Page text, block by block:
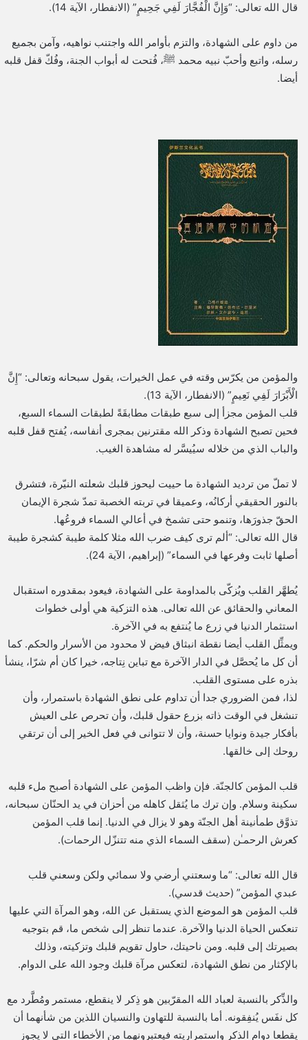
قال الله تعالى: “وَإِنَّ الْفُجَّارَ لَفِي جَحِيمٍ” (الانفطار، الآية 14).
من داوم على الشهادة، والتزم بأوامر الله واجتنب نواهيه، وآمن بجميع
رسله، واتبع وأحبّ نبيه محمد ﷺ، فُتحت له أبواب الجنة، وفُكّ قفل قلبه
أيضا.
والمؤمن من يكرّس وقته في عمل الخيرات، يقول سبحانه وتعالى: “إِنَّ
الْأَبْرَارَ لَفِي نَعِيمٍ” (الانفطار، الآية 13).
قلب المؤمن مجزأ إلى سبع طبقات مطابقَةً لطبقات السماء السبع،
فحين تصبح الشهادة وذكر الله مقترنين بمجرى أنفاسه، يُفتح قفل قلبه
والباب الذي من خلاله سيُيسَّر له مشاهدة الغيب.
لا تملّ من ترديد الشهادة ما حييت ليحوز قلبك شعلته النيّرة، فتشرق
بالنور الحقيقي أركانُه، وعميقا في تربته الخصبة تمدّ شجرة الإيمان
الحقّ جذورَها، وتنمو حتى تشمخ في أعالي السماء فروعُها.
قال الله تعالى: “ألم ترى كيف ضرب الله مثلا كلمة طيبة كشجرة طيبة
أصلها ثابت وفرعها في السماء” (إبراهيم، الآية 24).
يُطهَّر القلب ويُزكّى بالمداومة على الشهادة، فيعود بمقدوره استقبال
المعاني والحقائق عن الله تعالى. هذه التزكية هي أولى خطوات
استثمار الدنيا في زرع ما يُنتفع به في الآخرة.
ويمثِّل القلب أيضا نقطة انبثاق فيض لا محدود من الأسرار والحكم. كما
أن كل ما يُحصَّل في الدار الآخرة مع تباين نِتاجه، خيرا كان أم شرّا، ينشأ
بذره على مستوى القلب.
لذا، فمن الضروري جدا أن تداوم على نطق الشهادة باستمرار، وأن
تنشغل في الوقت ذاته بزرع حقول قلبك، وأن تحرص على العيش
بأفكار جيدة ونوايا حسنة، وأن لا تتوانى في فعل الخير إلى أن ترتقي
روحك إلى خالقها.
قلب المؤمن كالجنّة. فإن واظب المؤمن على الشهادة أصبح ملء قلبه
سكينة وسلام. وإن ترك ما يُثقل كاهله من أحزان في يد الحنّان سبحانه،
تذوَّق طمأنينة أهل الجنّة وهو لا يزال في الدنيا. إنما قلب المؤمن
كعرش الرحمـٰن (سقف السماء الذي منه تتنزّل الرحمات).
قال الله تعالى: “ما وسعتني أرضي ولا سمائي ولكن وسعني قلب
عبدي المؤمن” (حديث قدسي).
قلب المؤمن هو الموضع الذي يستقبل عن الله، وهو المرآة التي عليها
تنعكس الحياة الدنيا والآخرة. عندما تنظر إلى شخص ما، قم بتوجيه
بصيرتك إلى قلبه. ومن ناحيتك، حاول تقويم قلبك وتزكيته، وذلك
بالإكثار من نطق الشهادة، لتعكس مرآة قلبك وجود الله على الدوام.
والذِّكر بالنسبة لعباد الله المقرّبين هو ذِكر لا ينقطع، مستمر ومُطَّرد مع
كل نفَس يُنفِقونه. أما بالنسبة للتهاون والنسيان اللذين من شأنهما أن
يقطعا دوام الذكر واستمراريته فيعتبرونهما من الأخطاء التي لا يجوز